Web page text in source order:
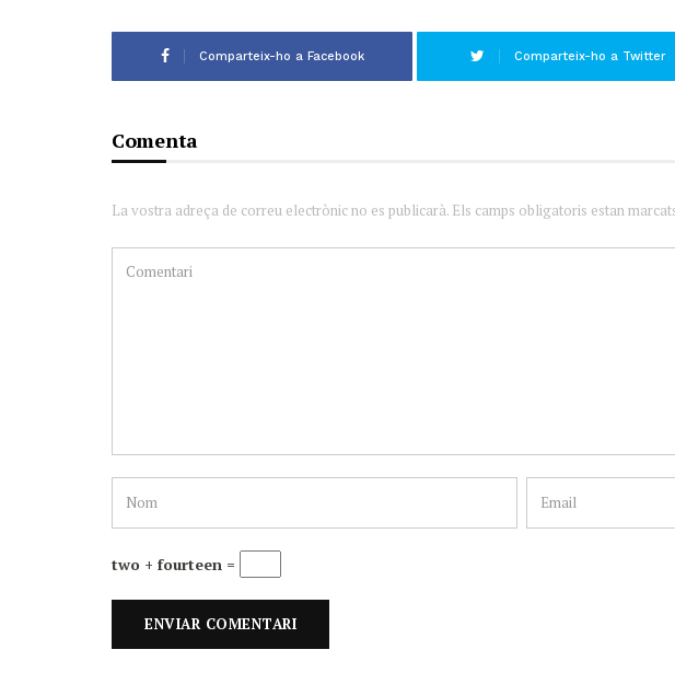
Comparteix-ho a Facebook Comparteix-ho a Twitter
Comenta
La vostra adreça de correu electrònic no es publicarà. Els camps obligatoris estan
two + fourteen =